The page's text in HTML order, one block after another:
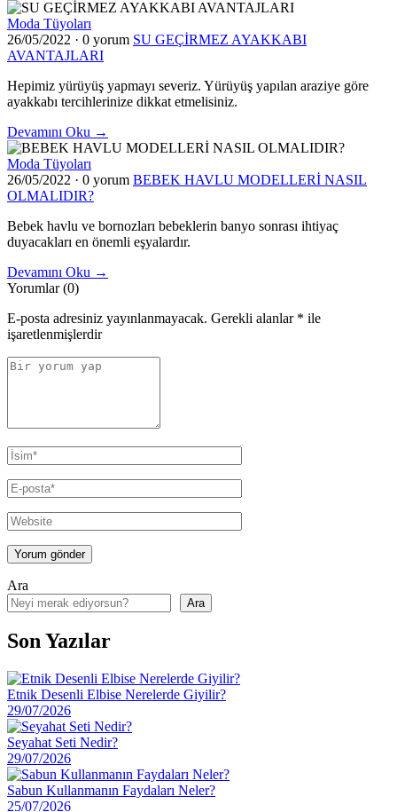
Moda Tüyoları
26/05/2022 · 0 yorum SU GEÇİRMEZ AYAKKABI
AVANTAJLARI
Hepimiz yürüyüş yapmayı severiz. Yürüyüş yapılan araziye göre
ayakkabı tercihlerinize dikkat etmelisiniz.
Devamını Oku →
Moda Tüyoları
26/05/2022 · 0 yorum BEBEK HAVLU MODELLERİ NASIL
OLMALIDIR?
Bebek havlu ve bornozları bebeklerin banyo sonrası ihtiyaç
duyacakları en önemli eşyalardır.
Devamını Oku →
Yorumlar (0)
E-posta adresiniz yayınlanmayacak. Gerekli alanlar * ile
işaretlenmişlerdir
Ara
Ara
Son Yazılar
Etnik Desenli Elbise Nerelerde Giyilir?
29/07/2026
Seyahat Seti Nedir?
29/07/2026
Sabun Kullanmanın Faydaları Neler?
25/07/2026